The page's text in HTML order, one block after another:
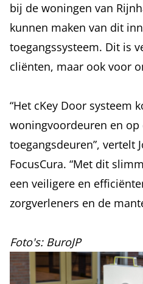
bij de woningen van
kunnen maken van dit
toegangssysteem. Dit is
cliënten, maar ook voor
“Het cKey Door systeem
woningvoordeuren en op
toegangsdeuren”, vertelt
FocusCura. “Met dit
een veiligere en
zorgverleners en de
Foto's: BuroJP